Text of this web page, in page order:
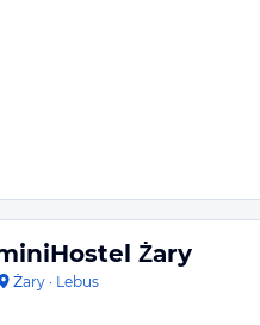
Żary
Żary · Lebus